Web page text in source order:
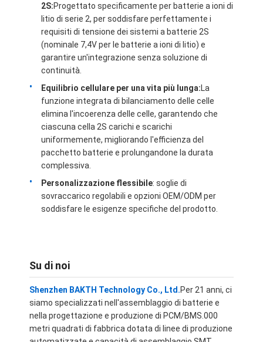
Prodotti
Video
Chi Siamo
Visita alla fabbrica
Controllo della qualità
Contattaci
Notizia
Pacchetto dell'Accumulatore litio-ione
Pacco batteria ai polimeri di litio
2S:Progettato specificamente per batterie a ioni di
litio di serie 2, per soddisfare perfettamente i
requisiti di tensione dei sistemi a batterie 2S
(nominale 7,4V per le batterie a ioni di litio) e
garantire un'integrazione senza soluzione di
continuità.
Equilibrio cellulare per una vita più lunga:La
funzione integrata di bilanciamento delle celle
elimina l'incoerenza delle celle, garantendo che
ciascuna cella 2S carichi e scarichi
uniformemente, migliorando l'efficienza del
pacchetto batterie e prolungandone la durata
complessiva.
Personalizzazione flessibile: soglie di
sovraccarico regolabili e opzioni OEM/ODM per
soddisfare le esigenze specifiche del prodotto.
Su di noi
Shenzhen BAKTH Technology Co., Ltd.Per 21 anni, ci
siamo specializzati nell'assemblaggio di batterie e
nella progettazione e produzione di PCM/BMS.000
metri quadrati di fabbrica dotata di linee di produzione